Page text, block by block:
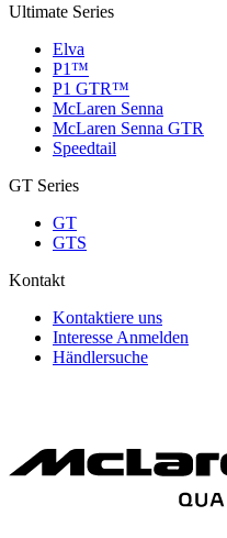
Ultimate Series
Elva
P1™
P1 GTR™
McLaren Senna
McLaren Senna GTR
Speedtail
GT Series
GT
GTS
Kontakt
Kontaktiere uns
Interesse Anmelden
Händlersuche